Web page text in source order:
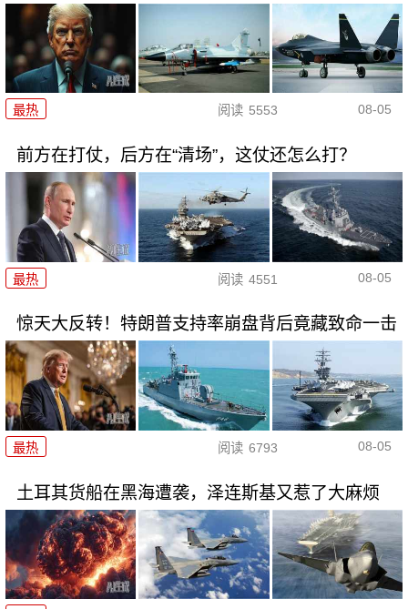
最热 阅读 5553 08-05
前方在打仗，后方在“清场”，这仗还怎么打？
最热 阅读 4551 08-05
惊天大反转！特朗普支持率崩盘背后竟藏致命一击
最热 阅读 6793 08-05
土耳其货船在黑海遭袭，泽连斯基又惹了大麻烦